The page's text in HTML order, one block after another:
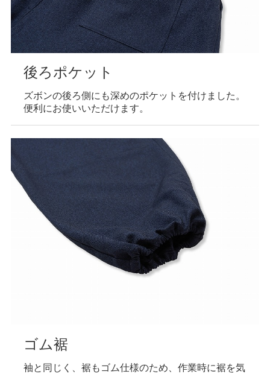
後ろポケット
ズボンの後ろ側にも深めのポケットを付けました。
便利にお使いいただけます。
ゴム裾
袖と同じく、裾もゴム仕様のため、作業時に裾を気